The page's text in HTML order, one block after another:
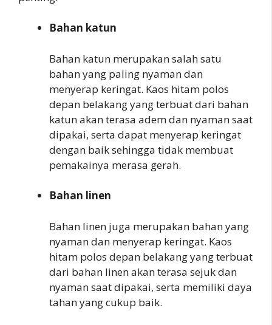
Bahan katun
Bahan katun merupakan salah satu
bahan yang paling nyaman dan
menyerap keringat. Kaos hitam polos
depan belakang yang terbuat dari bahan
katun akan terasa adem dan nyaman saat
dipakai, serta dapat menyerap keringat
dengan baik sehingga tidak membuat
pemakainya merasa gerah.
Bahan linen
Bahan linen juga merupakan bahan yang
nyaman dan menyerap keringat. Kaos
hitam polos depan belakang yang terbuat
dari bahan linen akan terasa sejuk dan
nyaman saat dipakai, serta memiliki daya
tahan yang cukup baik.